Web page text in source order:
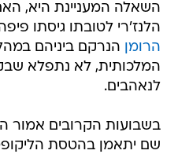
השאלה המעניינת היא,
הלנז'רי לטובתו גיסתו
הרומן הנרקם ביניהם
המלכותית, לא נתפלא
לנאהבים.
בשבועות הקרובים אמור
שם יתאמן בהטסת